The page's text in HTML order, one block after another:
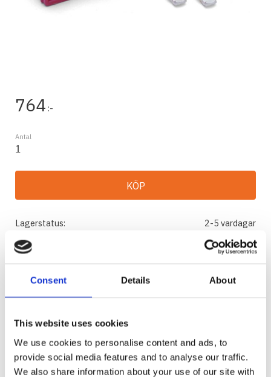
Consent Details About
This website uses cookies
We use cookies to personalise content and ads, to
provide social media features and to analyse our traffic.
We also share information about your use of our site with
764 :-
Antal
KÖP
Lagerstatus
2-5 vardagar
Tillverkare
Warn
Ge ett omdöme!
WARN QUICK CONNECT POWER ACCESSRORIES
Quick Connect är en enkel och säker strömkälla
för bärbara vinschar och startkablar. Kontakten